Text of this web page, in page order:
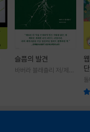
슬픔의 발견
바버라 블래츨리 저/제효